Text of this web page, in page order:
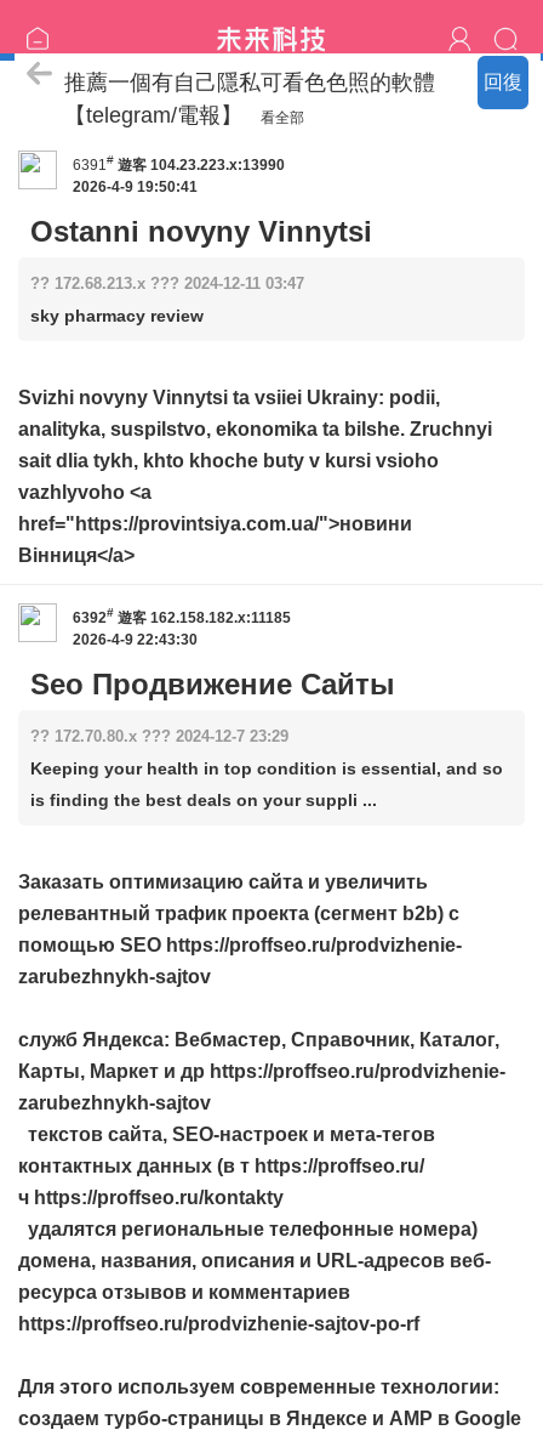
回復
喝茶流程
推薦一個有自己隱私可看色色照的軟體
【telegram/電報】
看全部
6391# 遊客 104.23.223.x:13990
2026-4-9 19:50:41
Ostanni novyny Vinnytsi
?? 172.68.213.x ??? 2024-12-11 03:47
sky pharmacy review
Svizhi novyny Vinnytsi ta vsiiei Ukrainy: podii,
analityka, suspilstvo, ekonomika ta bilshe. Zruchnyi
sait dlia tykh, khto khoche buty v kursi vsioho
vazhlyvoho <a
href="https://provintsiya.com.ua/">новини
Вінниця</a>
6392# 遊客 162.158.182.x:11185
2026-4-9 22:43:30
Seo Продвижение Сайты
?? 172.70.80.x ??? 2024-12-7 23:29
Keeping your health in top condition is essential, and so
is finding the best deals on your suppli ...
Заказать оптимизацию сайта и увеличить
релевантный трафик проекта (сегмент b2b) с
помощью SEO https://proffseo.ru/prodvizhenie-
zarubezhnykh-sajtov
служб Яндекса: Вебмастер, Справочник, Каталог,
Карты, Маркет и др https://proffseo.ru/prodvizhenie-
zarubezhnykh-sajtov
текстов сайта, SEO-настроек и мета-тегов
контактных данных (в т https://proffseo.ru/
ч https://proffseo.ru/kontakty
удалятся региональные телефонные номера)
домена, названия, описания и URL-адресов веб-
ресурса отзывов и комментариев
https://proffseo.ru/prodvizhenie-sajtov-po-rf
Для этого используем современные технологии:
создаем турбо-страницы в Яндексе и AMP в Google